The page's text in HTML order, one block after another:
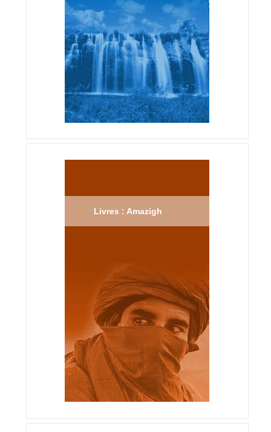
Livres : Amazigh